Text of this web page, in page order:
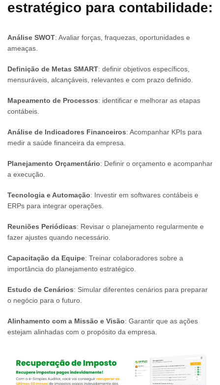
estratégico para contabilidade:
Análise SWOT: Avaliar forças, fraquezas, oportunidades e
ameaças.
Definição de Metas SMART: definir objetivos específicos,
mensuráveis, alcançáveis, relevantes e com prazo definido.
Mapeamento de Processos: identificar e melhorar as etapas
contábeis.
Análise de Indicadores Financeiros: Acompanhar KPIs para
medir a saúde financeira da empresa.
Planejamento Orçamentário: Definir o orçamento e acompanhar
a execução.
Tecnologia e Automação: Investir em softwares contábeis e
ERPs para integrar operações.
Reuniões Periódicas: Revisar o planejamento regularmente e
fazer ajustes quando necessário.
Capacitação da Equipe: Treinar colaboradores sobre a
importância do planejamento estratégico.
Estudo de Cenários: Simular diferentes cenários para preparar
o negócio para o futuro.
Alinhamento com a Missão e Visão: Garantir que as ações
estejam alinhadas com o propósito da empresa.